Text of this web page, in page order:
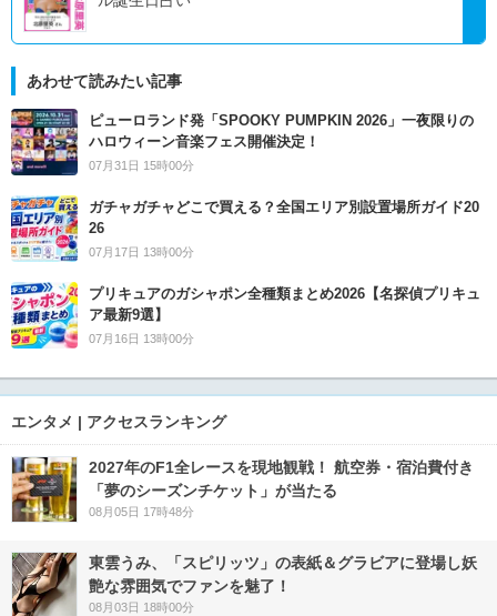
あわせて読みたい記事
ピューロランド発「SPOOKY PUMPKIN 2026」一夜限りの
ハロウィーン音楽フェス開催決定！
07月31日 15時00分
ガチャガチャどこで買える？全国エリア別設置場所ガイド20
26
07月17日 13時00分
プリキュアのガシャポン全種類まとめ2026【名探偵プリキュ
ア最新9選】
07月16日 13時00分
エンタメ | アクセスランキング
2027年のF1全レースを現地観戦！ 航空券・宿泊費付き
「夢のシーズンチケット」が当たる
08月05日 17時48分
東雲うみ、「スピリッツ」の表紙＆グラビアに登場し妖
艶な雰囲気でファンを魅了！
08月03日 18時00分